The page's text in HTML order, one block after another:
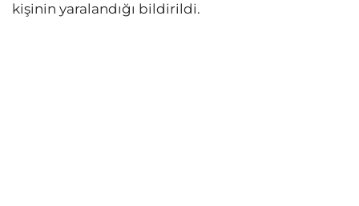
kişinin yaralandığı bildirildi.